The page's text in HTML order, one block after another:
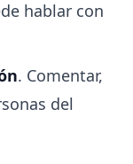
hablar con
. Comentar,
del